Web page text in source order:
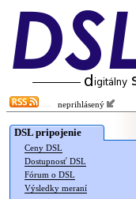
neprihlásený
DSL pripojenie
Ceny DSL
Dostupnosť DSL
Fórum o DSL
Výsledky meraní